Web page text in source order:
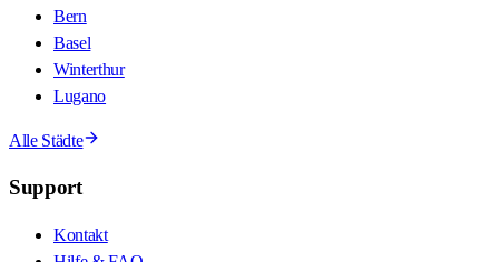
Bern
Basel
Winterthur
Lugano
Alle Städte
Support
Kontakt